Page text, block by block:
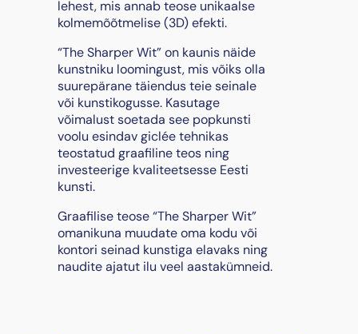
lehest, mis annab teose unikaalse
kolmemõõtmelise (3D) efekti.
“The Sharper Wit” on kaunis näide
kunstniku loomingust, mis võiks olla
suurepärane täiendus teie seinale
või kunstikogusse. Kasutage
võimalust soetada see popkunsti
voolu esindav giclée tehnikas
teostatud graafiline teos ning
investeerige kvaliteetsesse Eesti
kunsti.
Graafilise teose “The Sharper Wit”
omanikuna muudate oma kodu või
kontori seinad kunstiga elavaks ning
naudite ajatut ilu veel aastakümneid.